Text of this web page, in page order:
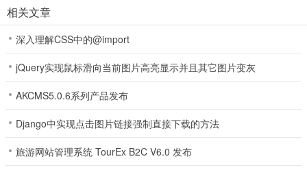
立体透视，每一个细节都让你想立刻拥有实体模型！
5、人宠合影写真
想和毛孩子合照却总拍不好？宠玩App支持上传你和萌宠的照片，即
可一键生成多风格宠物写真模板：守护神兽、肖像艺术等，既有情感
又有氛围，珍藏每一段陪伴。
6、搞笑视频创作
让你的宠物“跳舞”“唱歌”，生成各种爆笑短视频。无需剪辑，一键生
相关文章
深入理解CSS中的@import
jQuery实现鼠标滑向当前图片高亮显示并且其它图片变灰
AKCMS5.0.6系列产品发布
Django中实现点击图片链接强制直接下载的方法
旅游网站管理系统 TourEx B2C V6.0 发布